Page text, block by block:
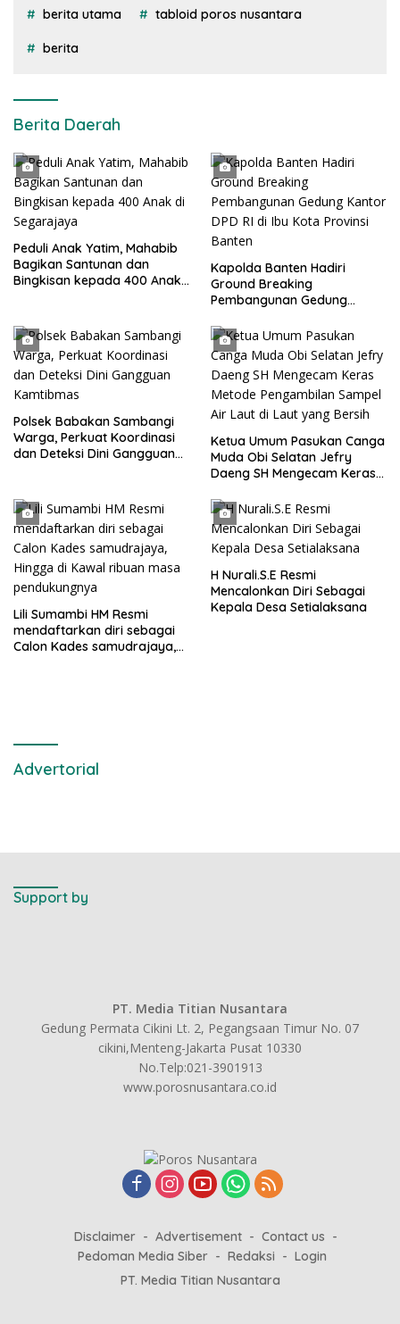
berita utama tabloid poros nusantara
berita
Berita Daerah
Peduli Anak Yatim, Mahabib
Bagikan Santunan dan
Bingkisan kepada 400 Anak
Kapolda Banten Hadiri
Ground Breaking
Pembangunan Gedung
Provinsi Banten
Polsek Babakan Sambangi
Warga, Perkuat Koordinasi
dan Deteksi Dini Gangguan
Ketua Umum Pasukan Canga
Muda Obi Selatan Jefry
Daeng SH Mengecam Keras
Air Laut di Laut yang Bersih
Lili Sumambi HM Resmi
mendaftarkan diri sebagai
Calon Kades samudrajaya,
H Nurali.S.E Resmi
Mencalonkan Diri Sebagai
Kepala Desa Setialaksana
Advertorial
Support by
PT. Media Titian Nusantara
Gedung Permata Cikini Lt. 2, Pegangsaan Timur No. 07
cikini,Menteng-Jakarta Pusat 10330
No.Telp:021-3901913
www.porosnusantara.co.id
Disclaimer Advertisement
Contact us
Pedoman Media Siber
Redaksi
Login
PT. Media Titian Nusantara